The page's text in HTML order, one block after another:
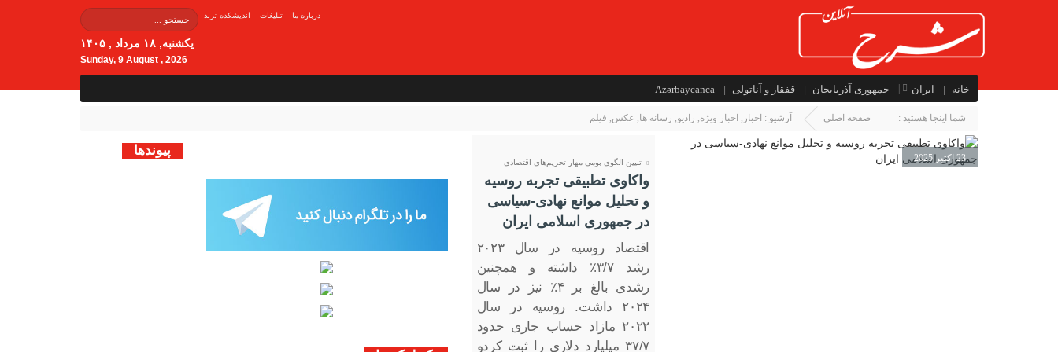
اندیشکده ترند تبلیغات درباره ما
یکشنبه, ۱۸ مرداد , ۱۴۰۵
Sunday, 9 August , 2026
خانه ایران جمهوری آذربایجان قفقاز و آناتولی Azərbaycanca
شما اینجا هستید : صفحه اصلی آرشیو : اخبار , اخبار ویژه, رادیو, رسانه ها, عکس, فیلم
23 اکتبر 2025 تبیین الگوی بومی مهار تحریم‌های اقتصادی
واکاوی تطبیقی تجربه روسیه
و تحلیل موانع نهادی-سیاسی
در جمهوری اسلامی ایران
اقتصاد روسیه در سال ۲۰۲۳
رشد ۳/۷٪ داشته و همچنین
رشدی بالغ بر ۴٪ نیز در سال
۲۰۲۴ داشت‌. روسیه در سال
۲۰۲۲ مازاد حساب جاری حدود
۳۷/۷ میلیارد دلاری را ثبت کردو
پیوندها